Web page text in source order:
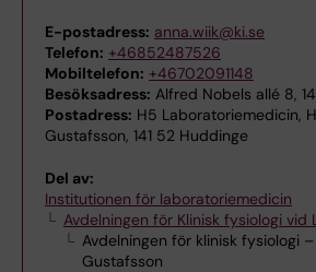
E-postadress: anna.wiik@ki.se
Telefon: +46852487526
Mobiltelefon: +46702091148
Besöksadress: Alfred Nobels allé 8,
Postadress: H5 Laboratoriemedicin,
Gustafsson, 141 52 Huddinge
Del av:
Institutionen för laboratoriemedicin
Avdelningen för Klinisk fysiologi vid
Avdelningen för klinisk fysiologi
Gustafsson